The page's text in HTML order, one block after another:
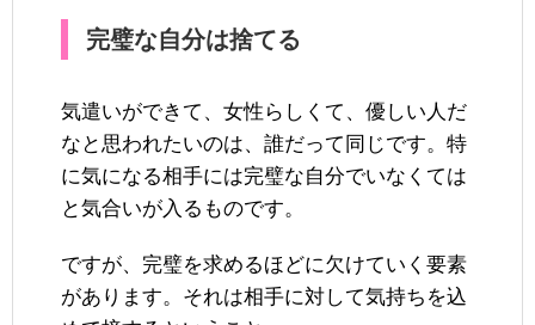
完璧な自分は捨てる
気遣いができて、女性らしくて、優しい人だ
なと思われたいのは、誰だって同じです。特
に気になる相手には完璧な自分でいなくては
と気合いが入るものです。
ですが、完璧を求めるほどに欠けていく要素
があります。それは相手に対して気持ちを込